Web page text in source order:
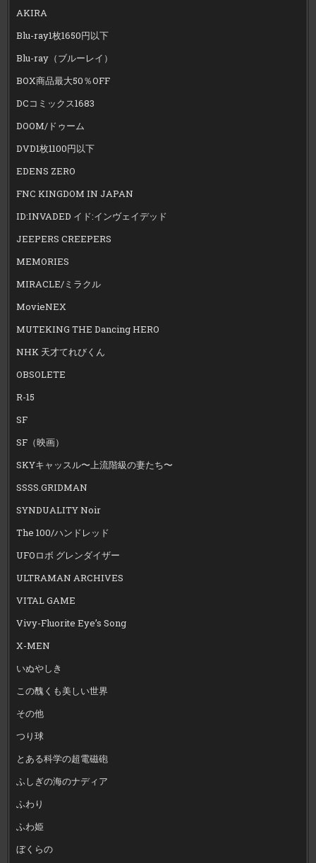
AKIRA
Blu-ray1枚1650円以下
Blu-ray（ブルーレイ）
BOX商品最大50％OFF
DCコミックス1683
DOOM/ドゥーム
DVD1枚1100円以下
EDENS ZERO
FNC KINGDOM IN JAPAN
ID:INVADED イド:インヴェイデッド
JEEPERS CREEPERS
MEMORIES
MIRACLE/ミラクル
MovieNEX
MUTEKING THE Dancing HERO
NHK 天才てれびくん
OBSOLETE
R-15
SF
SF（映画）
SKYキャッスル〜上流階級の妻たち〜
SSSS.GRIDMAN
SYNDUALITY Noir
The 100/ハンドレッド
UFOロボ グレンダイザー
ULTRAMAN ARCHIVES
VITAL GAME
Vivy-Fluorite Eye’s Song
X-MEN
いぬやしき
この醜くも美しい世界
その他
つり球
とある科学の超電磁砲
ふしぎの海のナディア
ふわり
ふわ姫
ぼくらの